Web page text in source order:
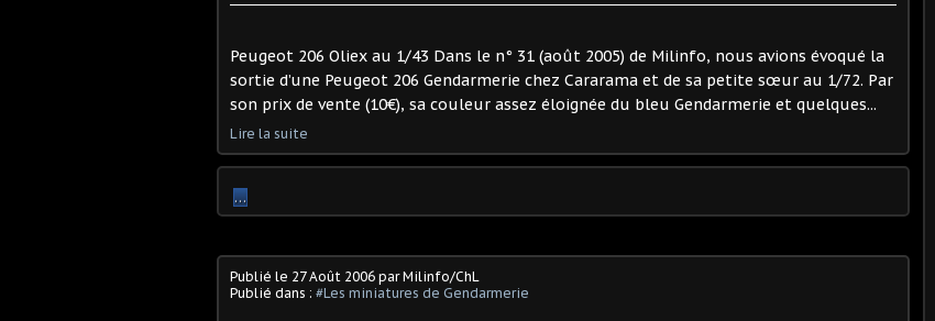
Peugeot 206 Oliex au 1/43 Dans le n° 31 (août 2005) de Milinfo, nous avions évoqué la
sortie d’une Peugeot 206 Gendarmerie chez Cararama et de sa petite sœur au 1/72. Par
son prix de vente (10€), sa couleur assez éloignée du bleu Gendarmerie et quelques...
Lire la suite
…
Publié le 27 Août 2006 par Milinfo/ChL
Publié dans : #Les miniatures de Gendarmerie